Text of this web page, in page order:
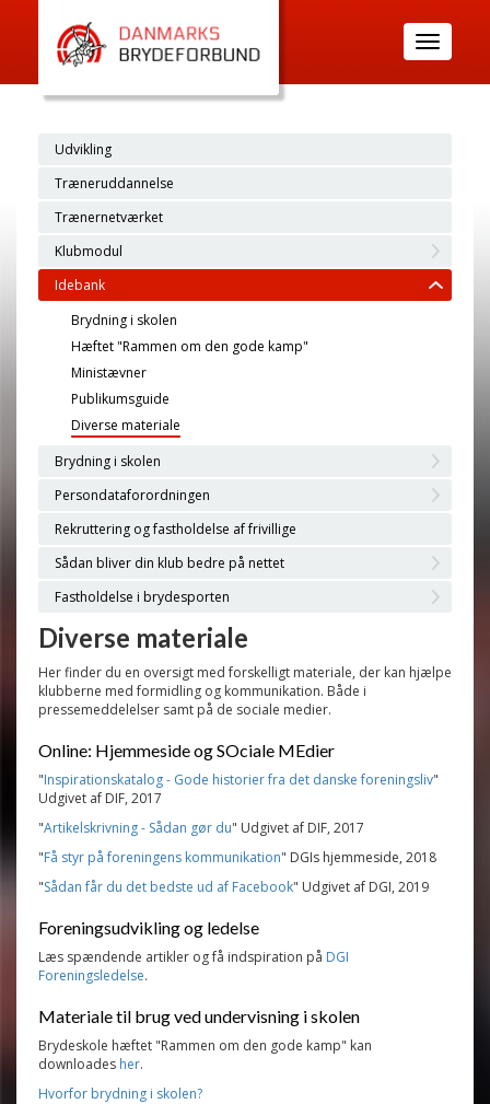
Toggle
navigation
Udvikling
Træneruddannelse
Trænernetværket
Klubmodul
Idebank
Brydning i skolen
Hæftet "Rammen om den gode kamp"
Ministævner
Publikumsguide
Diverse materiale
Brydning i skolen
Persondataforordningen
Rekruttering og fastholdelse af frivillige
Sådan bliver din klub bedre på nettet
Fastholdelse i brydesporten
Diverse materiale
Her finder du en oversigt med forskelligt materiale, der kan hjælpe
klubberne med formidling og kommunikation. Både i
pressemeddelelser samt på de sociale medier.
Online: Hjemmeside og SOciale MEdier
"Inspirationskatalog - Gode historier fra det danske foreningsliv"
Udgivet af DIF, 2017
"Artikelskrivning - Sådan gør du" Udgivet af DIF, 2017
"Få styr på foreningens kommunikation" DGIs hjemmeside, 2018
"Sådan får du det bedste ud af Facebook" Udgivet af DGI, 2019
Foreningsudvikling og ledelse
Læs spændende artikler og få indspiration på DGI
Foreningsledelse.
Materiale til brug ved undervisning i skolen
Brydeskole hæftet "Rammen om den gode kamp" kan
downloades her.
Hvorfor brydning i skolen?